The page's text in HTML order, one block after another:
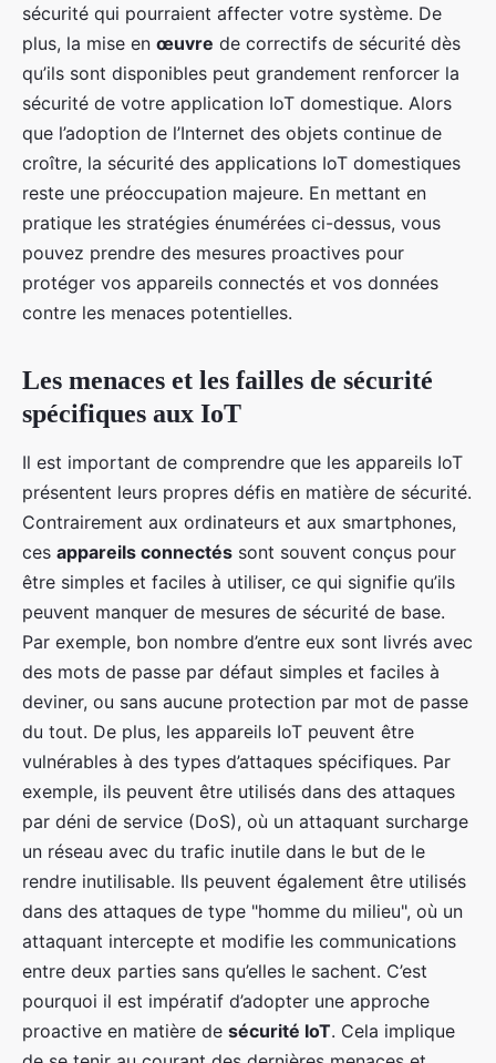
sécurité qui pourraient affecter votre système. De
plus, la mise en œuvre de correctifs de sécurité dès
qu’ils sont disponibles peut grandement renforcer la
sécurité de votre application IoT domestique. Alors
que l’adoption de l’Internet des objets continue de
croître, la sécurité des applications IoT domestiques
reste une préoccupation majeure. En mettant en
pratique les stratégies énumérées ci-dessus, vous
pouvez prendre des mesures proactives pour
protéger vos appareils connectés et vos données
contre les menaces potentielles.
Les menaces et les failles de sécurité
spécifiques aux IoT
Il est important de comprendre que les appareils IoT
présentent leurs propres défis en matière de sécurité.
Contrairement aux ordinateurs et aux smartphones,
ces appareils connectés sont souvent conçus pour
être simples et faciles à utiliser, ce qui signifie qu’ils
peuvent manquer de mesures de sécurité de base.
Par exemple, bon nombre d’entre eux sont livrés avec
des mots de passe par défaut simples et faciles à
deviner, ou sans aucune protection par mot de passe
du tout. De plus, les appareils IoT peuvent être
vulnérables à des types d’attaques spécifiques. Par
exemple, ils peuvent être utilisés dans des attaques
par déni de service (DoS), où un attaquant surcharge
un réseau avec du trafic inutile dans le but de le
rendre inutilisable. Ils peuvent également être utilisés
dans des attaques de type "homme du milieu", où un
attaquant intercepte et modifie les communications
entre deux parties sans qu’elles le sachent. C’est
pourquoi il est impératif d’adopter une approche
proactive en matière de sécurité IoT. Cela implique